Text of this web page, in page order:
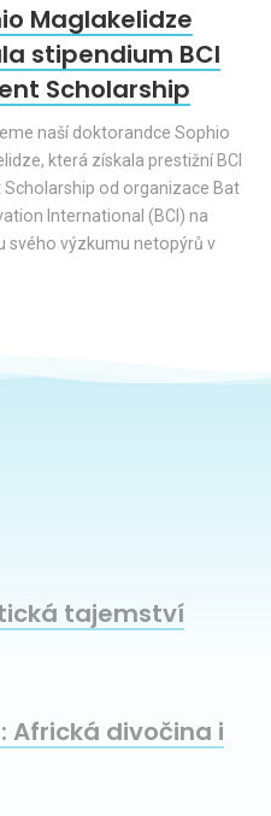
Maglakelidze
stipendium BCI
Scholarship
naší doktorandce Sophio
která získala prestižní BCI
Scholarship od organizace Bat
International (BCI) na
svého výzkumu netopýrů v
tajemství
Africká divočina i